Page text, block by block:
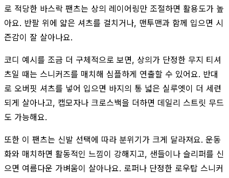
로 적당한 바스락 팬츠는 상의 레이어링만 조절하면 활용도가 높
아요. 반팔 위에 얇은 셔츠를 걸치거나, 맨투맨과 함께 입으면 시
즌감이 잘 살아나요.
코디 예시를 조금 더 구체적으로 보면, 상의가 단정한 무지 티셔
츠일 때는 스니커즈를 매치해 심플하게 연출할 수 있어요. 반대
로 오버핏 셔츠를 넣어 입으면 바지의 통 넓은 실루엣이 더 세련
되게 살아나고, 캡모자나 크로스백을 더하면 데일리 스트릿 무드
도 가능해요.
또한 이 팬츠는 신발 선택에 따라 분위기가 크게 달라져요. 운동
화와 매치하면 활동적인 느낌이 강해지고, 샌들이나 슬리퍼를 신
으면 여름다운 가벼움이 살아나요. 로퍼나 단정한 로우탑 스니커